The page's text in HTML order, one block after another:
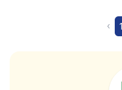
‹ 1